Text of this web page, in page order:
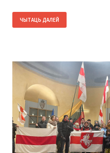
ЧЫТАЦЬ ДАЛЕЙ